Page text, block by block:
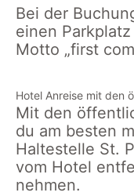
Bei der
einen
Motto „first
Hotel Anreise mit den
Mit den
du am besten
Haltestelle St.
vom Hotel
nehmen.